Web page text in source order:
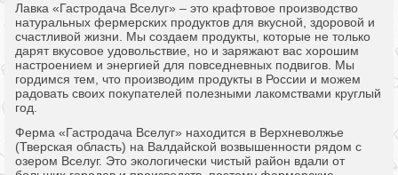
Лавка «Гастродача Вселуг» – это крафтовое производство
натуральных фермерских продуктов для вкусной, здоровой и
счастливой жизни. Мы создаем продукты, которые не только
дарят вкусовое удовольствие, но и заряжают вас хорошим
настроением и энергией для повседневных подвигов. Мы
гордимся тем, что производим продукты в России и можем
радовать своих покупателей полезными лакомствами круглый
год.
Ферма «Гастродача Вселуг» находится в Верхневолжье
(Тверская область) на Валдайской возвышенности рядом с
озером Вселуг. Это экологически чистый район вдали от